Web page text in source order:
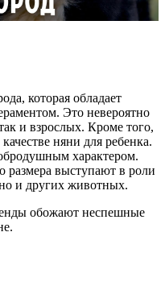
которая обладает
Это невероятно
и взрослых. Кроме того,
няни для ребенка.
характером.
выступают в роли
и других животных.
обожают неспешные